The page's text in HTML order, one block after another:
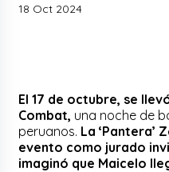
18 Oct 2024
El 17 de octubre, se
Combat, una noche de
peruanos. La ‘Pantera’
evento como jurado
imaginó que Maicelo